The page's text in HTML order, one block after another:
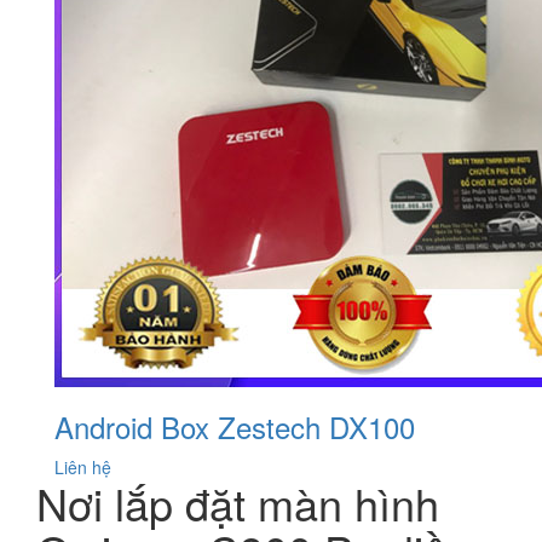
Android Box Zestech DX100
Liên hệ
Nơi lắp đặt màn hình